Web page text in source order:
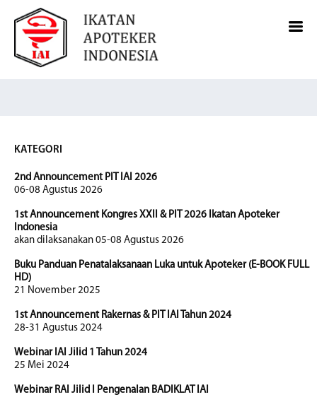
KATEGORI
2nd Announcement PIT IAI 2026
06-08 Agustus 2026
1st Announcement Kongres XXII & PIT 2026 Ikatan Apoteker
Indonesia
akan dilaksanakan 05-08 Agustus 2026
Buku Panduan Penatalaksanaan Luka untuk Apoteker (E-BOOK FULL
HD)
21 November 2025
1st Announcement Rakernas & PIT IAI Tahun 2024
28-31 Agustus 2024
Webinar IAI Jilid 1 Tahun 2024
25 Mei 2024
Webinar RAI Jilid I Pengenalan BADIKLAT IAI